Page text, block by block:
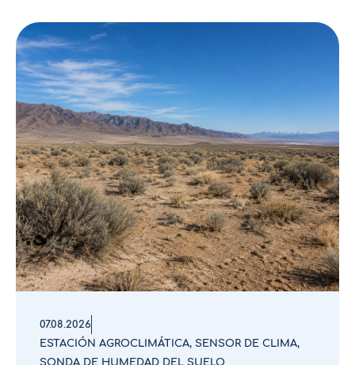
07.08.2026
ESTACIÓN AGROCLIMÁTICA, SENSOR DE CLIMA,